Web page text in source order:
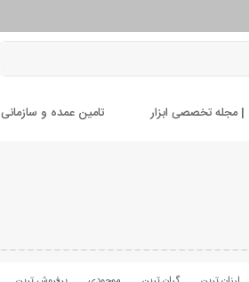
| مجله تخصصی ابزار تامین عمده و سازمانی